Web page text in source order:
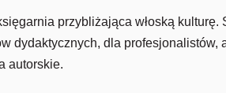
przybliżająca włoską kulturę.
dydaktycznych, dla profesjonalistów,
autorskie.